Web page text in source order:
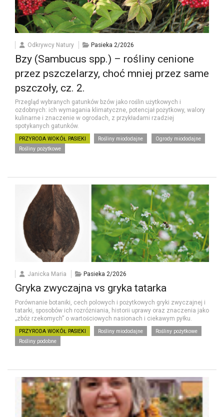
Odkrywcy Natury Pasieka 2/2026
Bzy (Sambucus spp.) – rośliny cenione
przez pszczelarzy, choć mniej przez same
pszczoły, cz. 2.
Przegląd wybranych gatunków bzów jako roślin użytkowych i
ozdobnych: ich wymagania klimatyczne, potencjał pożytkowy, walory
kulinarne i znaczenie w ogrodach, z przykładami rzadziej
spotykanych gatunków.
PRZYRODA WOKÓŁ PASIEKI Rośliny miododajne
Ogrody miododajne
Rośliny pożytkowe
Janicka Maria Pasieka 2/2026
Gryka zwyczajna vs gryka tatarka
Porównanie botaniki, cech polowych i pożytkowych gryki zwyczajnej i
tatarki, sposobów ich rozróżniania, historii uprawy oraz znaczenia jako
„zbóż rzekomych” o wartościowych nasionach i ciekawym pyłku.
PRZYRODA WOKÓŁ PASIEKI Rośliny miododajne
Rośliny pożytkowe
Rośliny podobne